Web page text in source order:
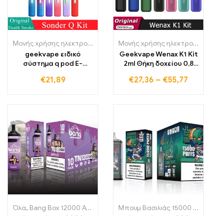
Μονής χρήσης ηλεκτρονικά τσιγάρα Πολωνία ,Μονής χρήσης
geekvape ειδικό
σύστημα q pod E-
€21,89
Μονής χρήσης ηλεκτρονικά τσιγάρα Πολωνία
Geekvape Wenax K1 Kit
2ml Θήκη δοχείου 0,8
μπαταρία 600mAh 16W
€27,36 – €55,77
Όλα, Bang Box 12000 Αναπλήρωση ,Μονής χρήσης ηλεκτρονικά
Μπουμ Βασιλιάς 15000 Αναπνοές